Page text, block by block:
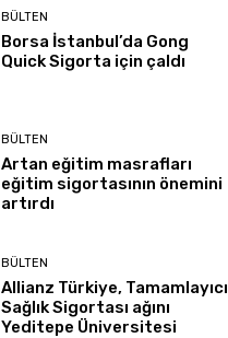
BÜLTEN
Borsa İstanbul’da Gong
Quick Sigorta için çaldı
BÜLTEN
Artan eğitim masrafları
eğitim sigortasının önemini
artırdı
BÜLTEN
Allianz Türkiye, Tamamlayıcı
Sağlık Sigortası ağını
Yeditepe Üniversitesi